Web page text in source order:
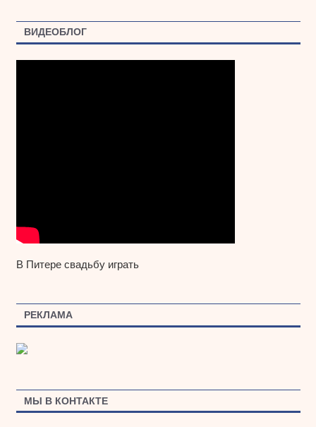
ВИДЕОБЛОГ
В Питере свадьбу играть
РЕКЛАМА
МЫ В КОНТАКТЕ